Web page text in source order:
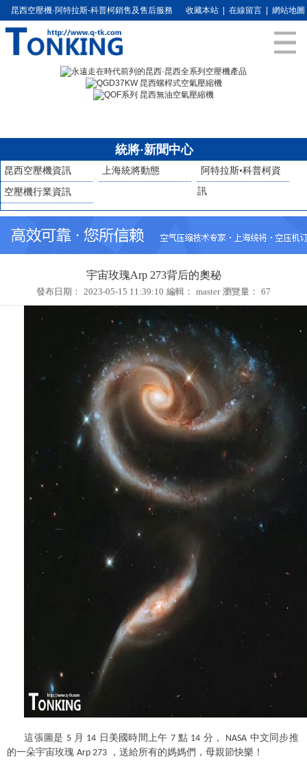
昆西空壓機·阿特拉斯-科普柯銷售及售后服務 收藏本站 在線留言 網站地圖
統將·新聞中心
昆西空壓機資訊 上海統將動態
阿特拉斯•科普柯資
訊
空壓機行業資訊
宇宙玫瑰Arp 273背后的奧秘
發布日期： 2023-05-15 11:39:10 編輯： master 瀏覽量： 67
這張圖是 5 月 14 日美國時間上午 7 點 14 分， NASA 中文同步推
的一朵宇宙玫瑰 Arp 273 ，送給所有的媽媽們，母親節快樂！